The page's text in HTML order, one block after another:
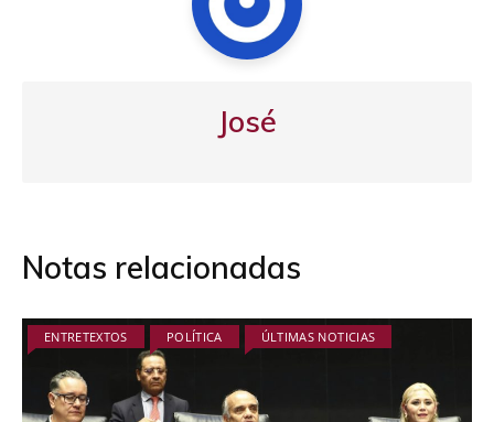
José
Notas relacionadas
ENTRETEXTOS POLÍTICA ÚLTIMAS NOTICIAS